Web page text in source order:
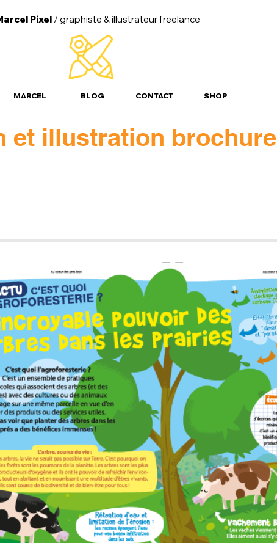
Pixel / graphiste &illustrateur freelance
MARCEL BLOG CONTACT SHOP
et illustration brochure